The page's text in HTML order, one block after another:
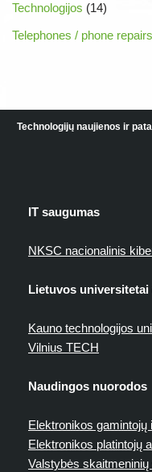
Technologijos (14)
Telephones / phone repairs
Technologijų naujienos ir
IT saugumas
NKSC nacionalinis
Lietuvos
Kauno technologijos
Vilnius TECH
Naudingos nuorodos
Elektronikos gamintojų
Elektronikos platintojų
Valstybės